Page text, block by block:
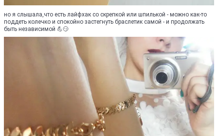
но я слышала,что есть лайфхак со скрепкой или шпилькой - можно как-то
поддеть колечко и спокойно застегнуть браслетик самой - и продолжать
быть независимой 💪😏